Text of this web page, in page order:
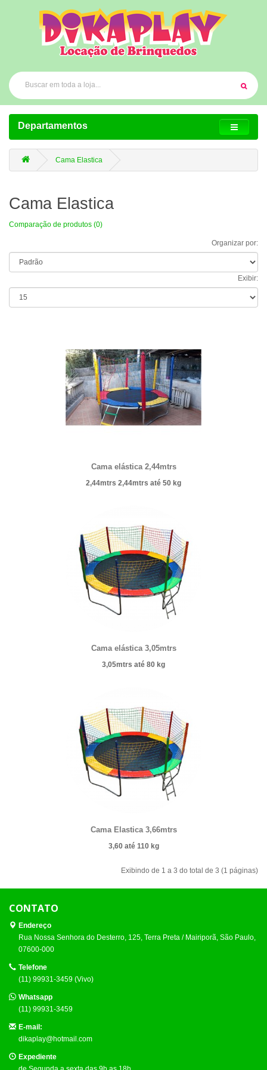
Departamentos
Cama Elastica
Cama Elastica
Comparação de produtos (0)
Organizar por:
Exibir:
Cama elástica 2,44mtrs
2,44mtrs 2,44mtrs até 50 kg
Cama elástica 3,05mtrs
3,05mtrs até 80 kg
Cama Elastica 3,66mtrs
3,60 até 110 kg
Exibindo de 1 a 3 do total de 3 (1 páginas)
CONTATO
Endereço
Rua Nossa Senhora do Desterro, 125, Terra Preta / Mairiporã, São Paulo,
07600-000
Telefone
(11) 99931-3459 (Vivo)
Whatsapp
(11) 99931-3459
E-mail:
dikaplay@hotmail.com
Expediente